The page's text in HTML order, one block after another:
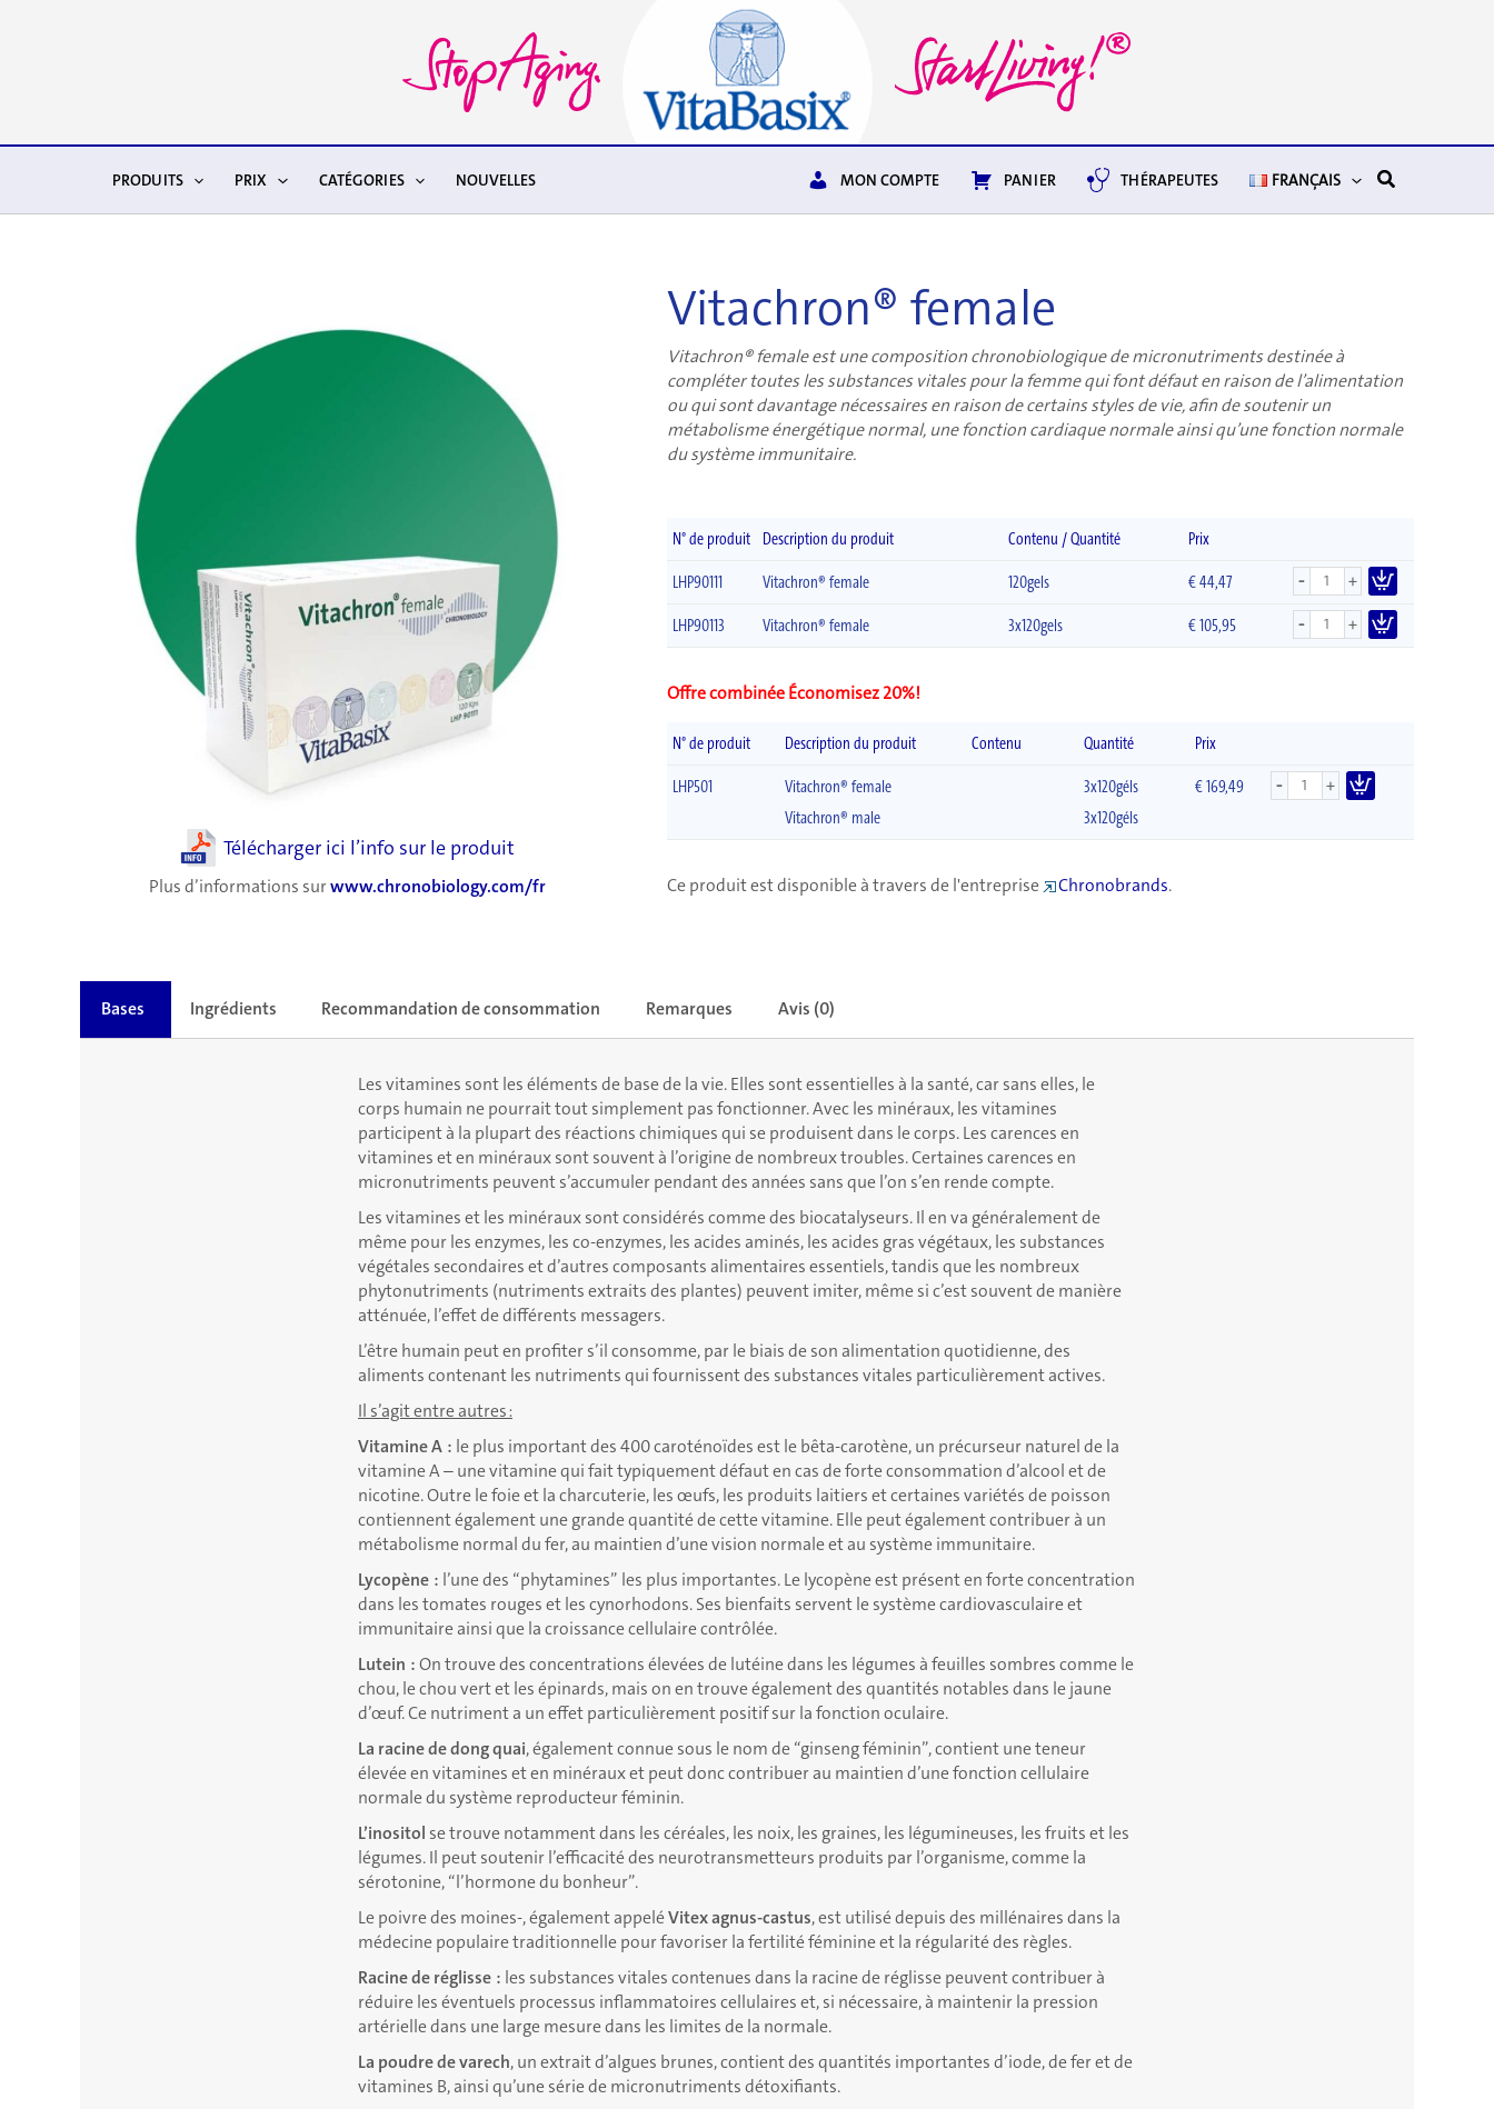
PRODUITS PRIX CATÉGORIES NOUVELLES MON COMPTE PANIER THÉRAPEUTES FRANÇAIS Rechercher
Télécharger ici l’info sur le produit
Plus d’informations surwww.chronobiology.com/fr
Vitachron® female
Vitachron® female est une composition chronobiologique de micronutriments destinée à
compléter toutes les substances vitales pour la femme qui font défaut en raison de l’alimentation
ou qui sont davantage nécessaires en raison de certains styles de vie, afin de soutenir un
métabolisme énergétique normal, une fonction cardiaque normale ainsi qu’une fonction normale
du système immunitaire.
N° de produit Description du produit Contenu / Quantité
Prix
LHP90111
Vitachron® female 120gels €44,47 - +
LHP90113 Vitachron® female 3x120gels €105,95 - +
Offre combinée Économisez 20%!
N° de produit Description du produit Contenu Quantité
Prix
LHP501
Vitachron® female
Vitachron® male
3x120géls
3x120géls
€ 169,49 - +
Ce produit est disponible à travers de l'entreprise Chronobrands.
Bases Ingrédients Recommandation de consommation Remarques Avis (0)
Les vitamines sont les éléments de base de la vie. Elles sont essentielles à la santé, car sans elles, le
corps humain ne pourrait tout simplement pas fonctionner. Avec les minéraux, les vitamines
participent à la plupart des réactions chimiques qui se produisent dans le corps. Les carences en
vitamines et en minéraux sont souvent à l’origine de nombreux troubles. Certaines carences en
micronutriments peuvent s’accumuler pendant des années sans que l’on s’en rende compte.
Les vitamines et les minéraux sont considérés comme des biocatalyseurs. Il en va généralement de
même pour les enzymes, les co-enzymes, les acides aminés, les acides gras végétaux, les substances
végétales secondaires et d’autres composants alimentaires essentiels, tandis que les nombreux
phytonutriments (nutriments extraits des plantes) peuvent imiter, même si c’est souvent de manière
atténuée, l’effet de différents messagers.
L’être humain peut en profiter s’il consomme, par le biais de son alimentation quotidienne, des
aliments contenant les nutriments qui fournissent des substances vitales particulièrement actives.
Il s’agit entre autres :
Vitamine A : le plus important des 400 caroténoïdes est le bêta-carotène, un précurseur naturel de la
vitamine A – une vitamine qui fait typiquement défaut en cas de forte consommation d’alcool et de
nicotine. Outre le foie et la charcuterie, les œufs, les produits laitiers et certaines variétés de poisson
contiennent également une grande quantité de cette vitamine. Elle peut également contribuer à un
métabolisme normal du fer, au maintien d’une vision normale et au système immunitaire.
Lycopène : l’une des “phytamines” les plus importantes. Le lycopène est présent en forte concentration
dans les tomates rouges et les cynorhodons. Ses bienfaits servent le système cardiovasculaire et
immunitaire ainsi que la croissance cellulaire contrôlée.
Lutein : On trouve des concentrations élevées de lutéine dans les légumes à feuilles sombres comme le
chou, le chou vert et les épinards, mais on en trouve également des quantités notables dans le jaune
d’œuf. Ce nutriment a un effet particulièrement positif sur la fonction oculaire.
La racine de dong quai, également connue sous le nom de “ginseng féminin”, contient une teneur
élevée en vitamines et en minéraux et peut donc contribuer au maintien d’une fonction cellulaire
normale du système reproducteur féminin.
L’inositol se trouve notamment dans les céréales, les noix, les graines, les légumineuses, les fruits et les
légumes. Il peut soutenir l’efficacité des neurotransmetteurs produits par l’organisme, comme la
sérotonine, “l’hormone du bonheur”.
Le poivre des moines-, également appeléVitex agnus-castus, est utilisé depuis des millénaires dans la
médecine populaire traditionnelle pour favoriser la fertilité féminine et la régularité des règles.
Racine de réglisse : les substances vitales contenues dans la racine de réglisse peuvent contribuer à
réduire les éventuels processus inflammatoires cellulaires et, si nécessaire, à maintenir la pression
artérielle dans une large mesure dans les limites de la normale.
La poudre de varech, un extrait d’algues brunes, contient des quantités importantes d’iode, de fer et de
vitamines B, ainsi qu’une série de micronutriments détoxifiants.